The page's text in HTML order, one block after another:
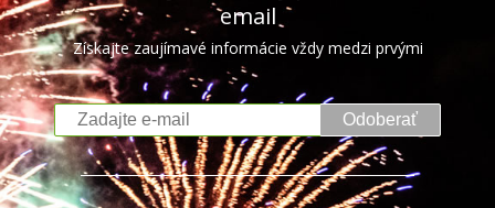
email
Získajte zaujímavé informácie vždy medzi prvými
Odoberať